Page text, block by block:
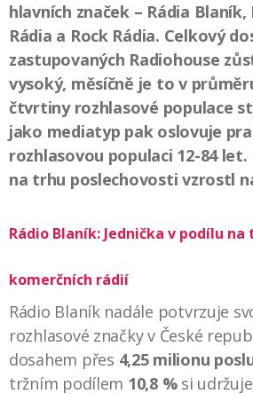
hlavních značek – Rádia
Rádia a Rock Rádia. Celkový
zastupovaných Radiohouse
vysoký, měsíčně je to v
čtvrtiny rozhlasové populace
jako mediatyp pak oslovuje
rozhlasovou populaci 12-84 let.
na trhu poslechovosti vzrostl
Rádio Blaník: Jednička v podílu
komerčních rádií
Rádio Blaník nadále potvrzuje
rozhlasové značky v České
dosahem přes 4,25 milionu
tržním podílem 10,8 %si